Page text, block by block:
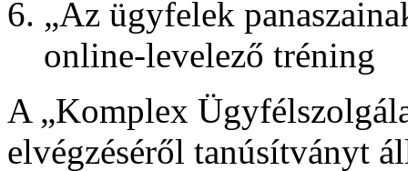
„Az ügyfelek
online-levelező tréning
A „Komplex
elvégzéséről tanúsítványt